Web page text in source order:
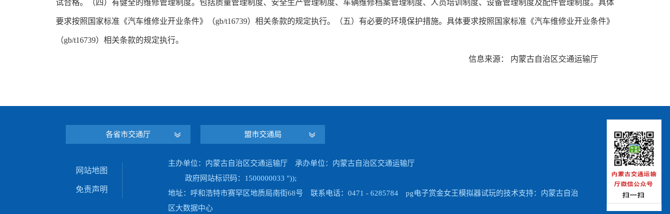
试合格。（四）有健全的维修管理制度。包括质量管理制度、安全生产管理制度、车辆维修档案管理制度、人员培训制度、设备管理制度及配件管理制度。具体
要求按照国家标准《汽车维修业开业条件》（gb/t16739）相关条款的规定执行。（五）有必要的环境保护措施。具体要求按照国家标准《汽车维修业开业条件》
（gb/t16739）相关条款的规定执行。
信息来源： 内蒙古自治区交通运输厅
各省市交通厅 盟市交通局
网站地图
免责声明
主办单位：内蒙古自治区交通运输厅 承办单位：内蒙古自治区交通运输厅
政府网站标识码：1500000033 "));
地址：呼和浩特市赛罕区地质局南街68号 联系电话：0471 - 6285784 pg电子赏金女王模拟器试玩的技术支持：内蒙古自治
区大数据中心